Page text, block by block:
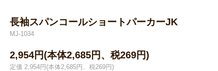
長袖スパンコールショートパーカーJK
MJ-1034
2,954円(本体2,685円、税269円)
定価 2,954円(本体2,685円、税269円)